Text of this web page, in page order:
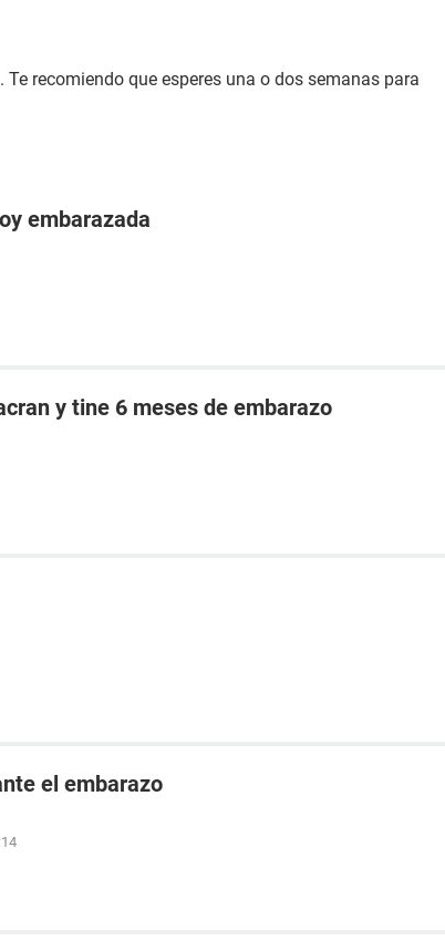
recomiendo que esperes una o dos semanas para
embarazada
y tine 6 meses de embarazo
el embarazo